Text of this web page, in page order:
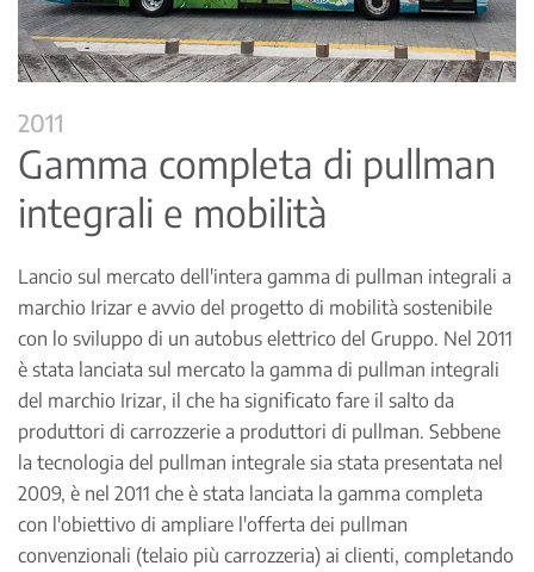
2011
Gamma completa di pullman
integrali e mobilità
Lancio sul mercato dell'intera gamma di pullman integrali a
marchio Irizar e avvio del progetto di mobilità sostenibile
con lo sviluppo di un autobus elettrico del Gruppo. Nel 2011
è stata lanciata sul mercato la gamma di pullman integrali
del marchio Irizar, il che ha significato fare il salto da
produttori di carrozzerie a produttori di pullman. Sebbene
la tecnologia del pullman integrale sia stata presentata nel
2009, è nel 2011 che è stata lanciata la gamma completa
con l'obiettivo di ampliare l'offerta dei pullman
convenzionali (telaio più carrozzeria) ai clienti, completando